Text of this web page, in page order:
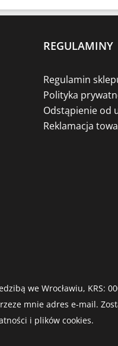
REGULAMINY
Regulamin
Polityka
Odstąpienie od
Reklamacja
we Wrocławiu, KRS:
mnie adres e-mail.
i plików cookies.